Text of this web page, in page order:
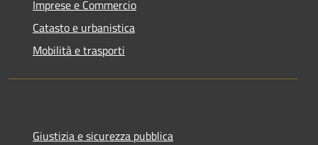
Imprese e Commercio
Catasto e urbanistica
Mobilità e trasporti
Giustizia e sicurezza pubblica